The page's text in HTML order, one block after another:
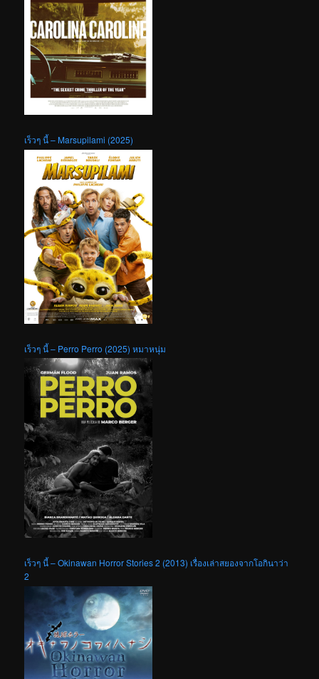
เร็วๆ นี้ – Marsupilami (2025)
เร็วๆ นี้ – Perro Perro (2025) หมาหนุ่ม
เร็วๆ นี้ – Okinawan Horror Stories 2 (2013) เรื่องเล่าสยองจากโอกินาว่า
2